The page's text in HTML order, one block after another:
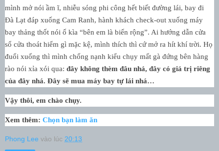
mình mở nói ầm ĩ, nhiễu sóng phi công hết biết đường lái, bay đi
Đà Lạt đáp xuống Cam Ranh, hành khách check-out xuống máy
bay thảng thốt nói ố kìa “bên em là biển rộng”. Ai hướng dẫn cửa
sổ cửa thoát hiểm gì mặc kệ, mình thích thì cứ mở ra hít khí trời. Họ
đuổi xuống thì mình chống nạnh kiểu chụy mất gà đứng bên hàng
rào nói xỉa xói qua: đây không thèm đâu nhá, đây có giá trị riêng
của đây nhá. Đây sẽ mua máy bay tự lái nhá…
Vậy thôi, em chào chụy.
Xem thêm: Chọn bạn làm ăn
Phong Lee vào lúc 20:13